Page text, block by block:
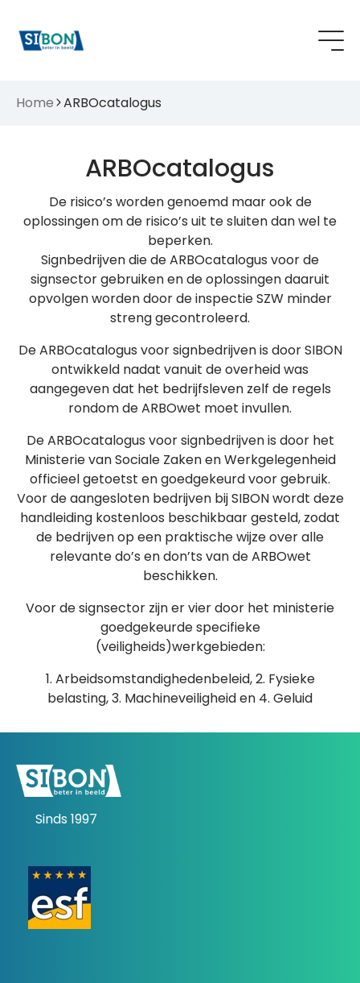
Home ARBOcatalogus
ARBOcatalogus
De risico’s worden genoemd maar ook de
oplossingen om de risico’s uit te sluiten dan wel te
beperken.
Signbedrijven die de ARBOcatalogus voor de
signsector gebruiken en de oplossingen daaruit
opvolgen worden door de inspectie SZW minder
streng gecontroleerd.
De ARBOcatalogus voor signbedrijven is door SIBON
ontwikkeld nadat vanuit de overheid was
aangegeven dat het bedrijfsleven zelf de regels
rondom de ARBOwet moet invullen.
De ARBOcatalogus voor signbedrijven is door het
Ministerie van Sociale Zaken en Werkgelegenheid
officieel getoetst en goedgekeurd voor gebruik.
Voor de aangesloten bedrijven bij SIBON wordt deze
handleiding kostenloos beschikbaar gesteld, zodat
de bedrijven op een praktische wijze over alle
relevante do’s en don’ts van de ARBOwet
beschikken.
Voor de signsector zijn er vier door het ministerie
goedgekeurde specifieke
(veiligheids)werkgebieden:
1. Arbeidsomstandighedenbeleid, 2. Fysieke
belasting, 3. Machineveiligheid en 4. Geluid
Sinds 1997